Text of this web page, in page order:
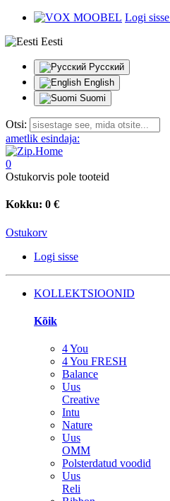
Logi sisse
Eesti
Русский
English
Suomi
Otsi:
ametlik esindaja:
0
Ostukorvis pole tooteid
Kokku: 0 €
Ostukorv
Logi sisse
KOLLEKTSIOONID
Kõik
4 You
4 You FRESH
Balance
Uus
Creative
Intu
Nature
Uus
OMM
Polsterdatud voodid
Uus
Reli